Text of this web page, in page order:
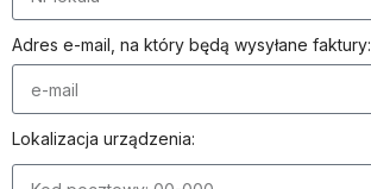
Adres e-mail, na który będą wysyłane faktury:
Lokalizacja urządzenia: